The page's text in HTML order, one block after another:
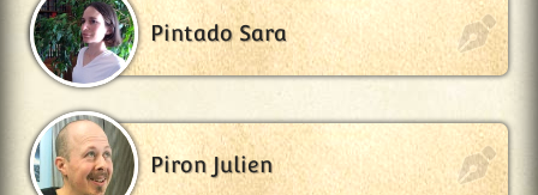
Pintado Sara
Piron Julien